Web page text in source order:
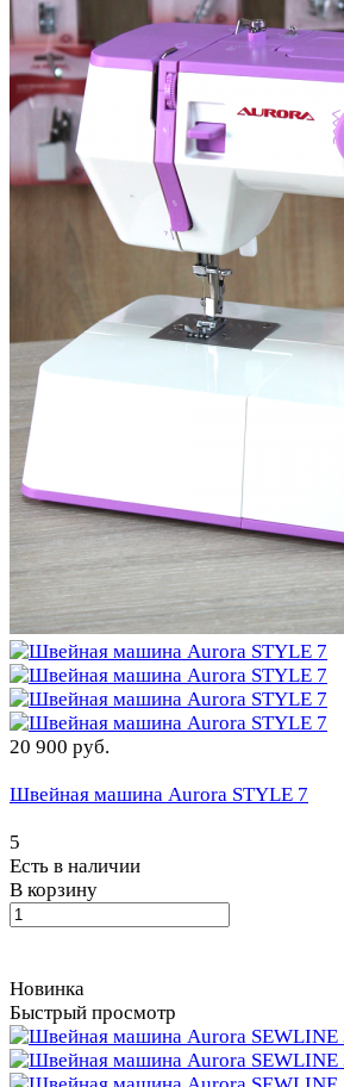
20 900 руб.
Швейная машина Aurora STYLE 7
5
Есть в наличии
В корзину
Новинка
Быстрый просмотр